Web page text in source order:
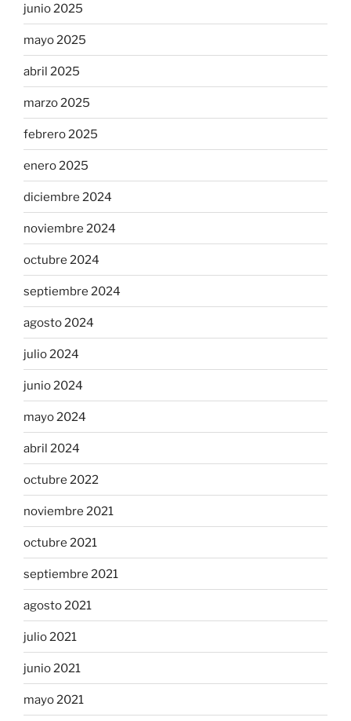
junio 2025
mayo 2025
abril 2025
marzo 2025
febrero 2025
enero 2025
diciembre 2024
noviembre 2024
octubre 2024
septiembre 2024
agosto 2024
julio 2024
junio 2024
mayo 2024
abril 2024
octubre 2022
noviembre 2021
octubre 2021
septiembre 2021
agosto 2021
julio 2021
junio 2021
mayo 2021